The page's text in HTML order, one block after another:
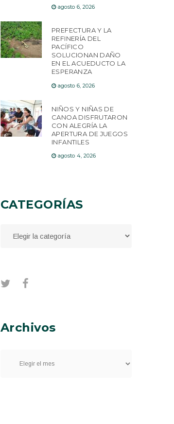
agosto 6, 2026
PREFECTURA Y LA
REFINERÍA DEL
PACÍFICO
SOLUCIONAN DAÑO
EN EL ACUEDUCTO LA
ESPERANZA
agosto 6, 2026
NIÑOS Y NIÑAS DE
CANOA DISFRUTARON
CON ALEGRÍA LA
APERTURA DE JUEGOS
INFANTILES
agosto 4, 2026
CATEGORÍAS
Archivos